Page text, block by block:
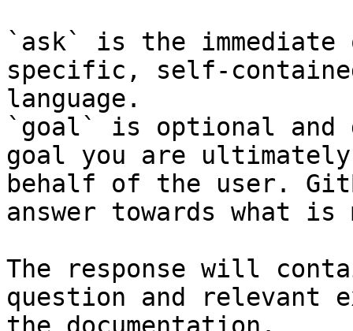
`ask` is the
specific, self-
language.
`goal` is optional and
goal you are
behalf of the user.
answer towards what
The response will
question and relevant